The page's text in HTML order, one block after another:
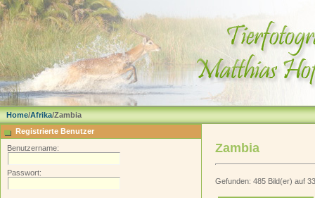
Home/Afrika/Zambia
Registrierte Benutzer
Benutzername:
Passwort:
Zambia
Gefunden: 485 Bild(er) auf